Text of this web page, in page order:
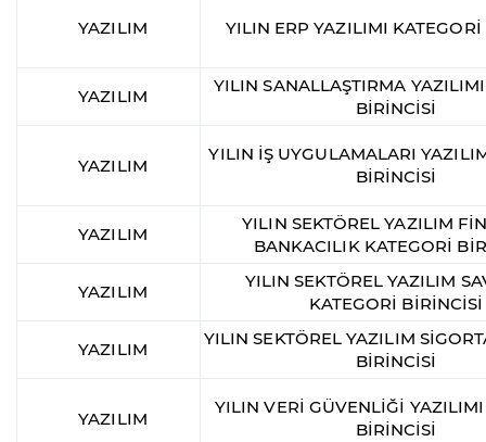
YAZILIM YILIN ERP YAZILIMI
YAZILIM
YILIN SANALLAŞTIRMA
BİRİNCİSİ
YAZILIM
YILIN İŞ UYGULAMALARI
BİRİNCİSİ
YAZILIM
YILIN SEKTÖREL YAZILIM
BANKACILIK KATEGORİ
YAZILIM
YILIN SEKTÖREL YAZILIM
KATEGORİ BİRİNCİSİ
YAZILIM
YILIN SEKTÖREL YAZILIM
BİRİNCİSİ
YAZILIM
YILIN VERİ GÜVENLİĞİ
BİRİNCİSİ